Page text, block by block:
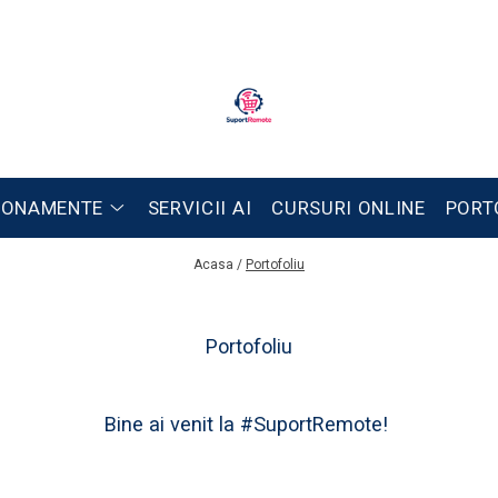
SERVICII AI CURSURI ONLINE
Acasa / Portofoliu
Portofoliu
Bine ai venit la #SuportRemote!